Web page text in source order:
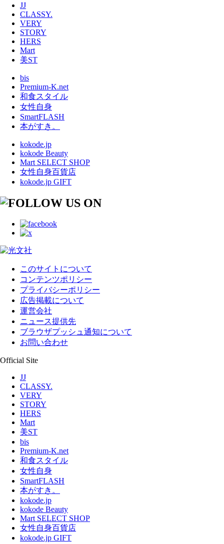
JJ
CLASSY.
VERY
STORY
HERS
Mart
美ST
bis
Premium-K.net
和食スタイル
女性自身
SmartFLASH
本がすき。
kokode.jp
kokode Beauty
Mart SELECT SHOP
女性自身百貨店
kokode.jp GIFT
このサイトについて
コンテンツポリシー
プライバシーポリシー
広告掲載について
運営会社
ニュース提供先
ブラウザプッシュ通知について
お問い合わせ
Official Site
JJ
CLASSY.
VERY
STORY
HERS
Mart
美ST
bis
Premium-K.net
和食スタイル
女性自身
SmartFLASH
本がすき。
kokode.jp
kokode Beauty
Mart SELECT SHOP
女性自身百貨店
kokode.jp GIFT